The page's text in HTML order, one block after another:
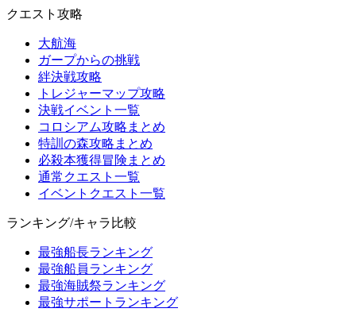
クエスト攻略
大航海
ガープからの挑戦
絆決戦攻略
トレジャーマップ攻略
決戦イベント一覧
コロシアム攻略まとめ
特訓の森攻略まとめ
必殺本獲得冒険まとめ
通常クエスト一覧
イベントクエスト一覧
ランキング/キャラ比較
最強船長ランキング
最強船員ランキング
最強海賊祭ランキング
最強サポートランキング